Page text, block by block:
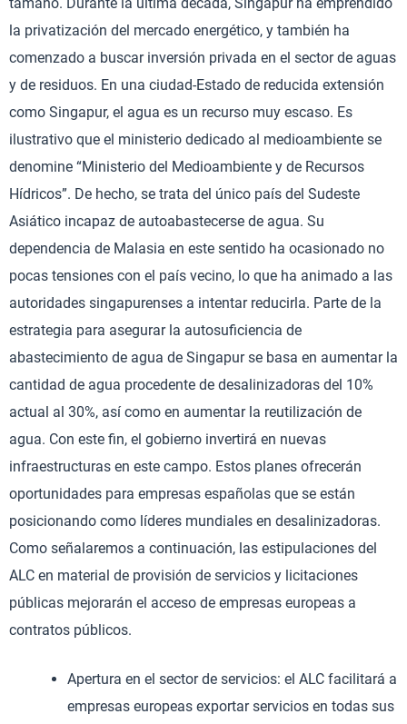
la privatización del mercado energético, y también ha
comenzado a buscar inversión privada en el sector de aguas
y de residuos. En una ciudad-Estado de reducida extensión
como Singapur, el agua es un recurso muy escaso. Es
ilustrativo que el ministerio dedicado al medioambiente se
denomine “Ministerio del Medioambiente y de Recursos
Hídricos”. De hecho, se trata del único país del Sudeste
Asiático incapaz de autoabastecerse de agua. Su
dependencia de Malasia en este sentido ha ocasionado no
pocas tensiones con el país vecino, lo que ha animado a las
autoridades singapurenses a intentar reducirla. Parte de la
estrategia para asegurar la autosuficiencia de
abastecimiento de agua de Singapur se basa en aumentar la
cantidad de agua procedente de desalinizadoras del 10%
actual al 30%, así como en aumentar la reutilización de
agua. Con este fin, el gobierno invertirá en nuevas
infraestructuras en este campo. Estos planes ofrecerán
oportunidades para empresas españolas que se están
posicionando como líderes mundiales en desalinizadoras.
Como señalaremos a continuación, las estipulaciones del
ALC en material de provisión de servicios y licitaciones
públicas mejorarán el acceso de empresas europeas a
contratos públicos.
Apertura en el sector de servicios: el ALC facilitará a
empresas europeas exportar servicios en todas sus